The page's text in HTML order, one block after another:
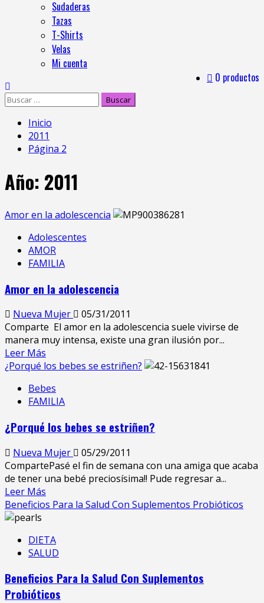
Sudaderas
Tazas
T-Shirts
Velas
Mi cuenta
0 productos
Inicio
2011
Página 2
Año: 2011
Amor en la adolescencia
Adolescentes
AMOR
FAMILIA
Amor en la adolescencia
Nueva Mujer
05/31/2011
Comparte El amor en la adolescencia suele vivirse de
manera muy intensa, existe una gran ilusión por...
Leer Más
¿Porqué los bebes se estriñen?
Bebes
FAMILIA
¿Porqué los bebes se estriñen?
Nueva Mujer
05/29/2011
CompartePasé el fin de semana con una amiga que acaba
de tener una bebé preciosísima!! Pude regresar a...
Leer Más
Beneficios Para la Salud Con Suplementos Probióticos
DIETA
SALUD
Beneficios Para la Salud Con Suplementos
Probióticos